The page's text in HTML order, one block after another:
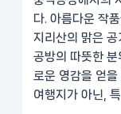
다. 아름다운 작
지리산의 맑은
공방의 따뜻한
로운 영감을 얻
여행지가 아닌,